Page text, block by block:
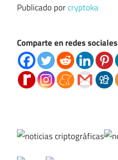
Publicado porcryptoka
Comparte en redes sociales